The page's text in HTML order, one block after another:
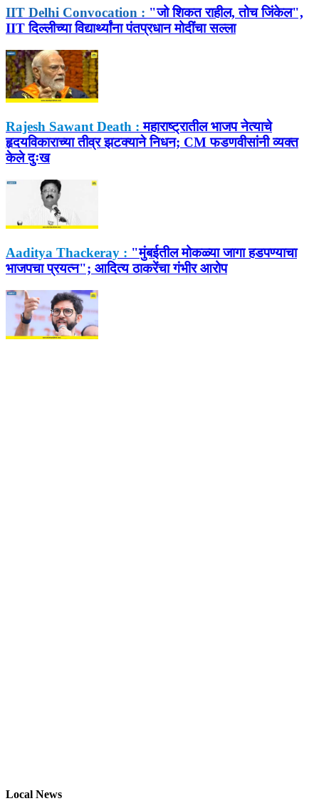
IIT Delhi Convocation : "जो शिकत राहील, तोच जिंकेल",
IIT दिल्लीच्या विद्यार्थ्यांना पंतप्रधान मोदींचा सल्ला
Rajesh Sawant Death : महाराष्ट्रातील भाजप नेत्याचे
हृदयविकाराच्या तीव्र झटक्याने निधन; CM फडणवीसांनी व्यक्त
केले दुःख
Aaditya Thackeray : "मुंबईतील मोकळ्या जागा हडपण्याचा
भाजपचा प्रयत्न"; आदित्य ठाकरेंचा गंभीर आरोप
Local News